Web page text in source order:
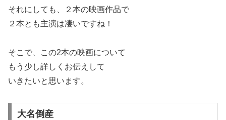
それにしても、２本の映画作品で
２本とも主演は凄いですね！
そこで、この2本の映画について
もう少し詳しくお伝えして
いきたいと思います。
大名倒産